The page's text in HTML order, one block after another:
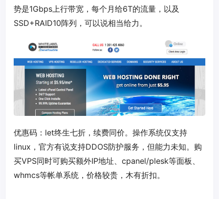
势是1Gbps上行带宽，每个月给6T的流量，以及
SSD+RAID10阵列，可以说相当给力。
优惠码： let终生七折，续费同价。操作系统仅支持
linux，官方有说支持DDOS防护服务，但能力未知。购
买VPS同时可购买额外IP地址、cpanel/plesk等面板、
whmcs等帐单系统，价格较贵，木有折扣。